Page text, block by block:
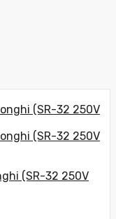
(SR-32 250V